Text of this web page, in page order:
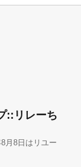
::リレーち
月8日はリユー